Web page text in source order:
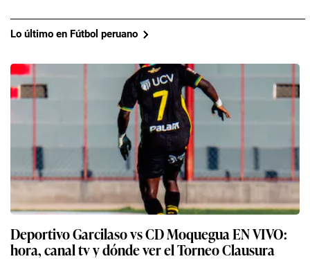
Lo último en Fútbol peruano
Deportivo Garcilaso vs CD Moquegua EN VIVO:
hora, canal tv y dónde ver el Torneo Clausura